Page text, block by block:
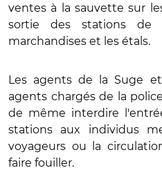
ventes à la sauvette sur
sortie des stations
marchandises et les étals.
Les agents de la Suge
agents chargés de la
de même interdire
stations aux individus
voyageurs ou la
faire fouiller.